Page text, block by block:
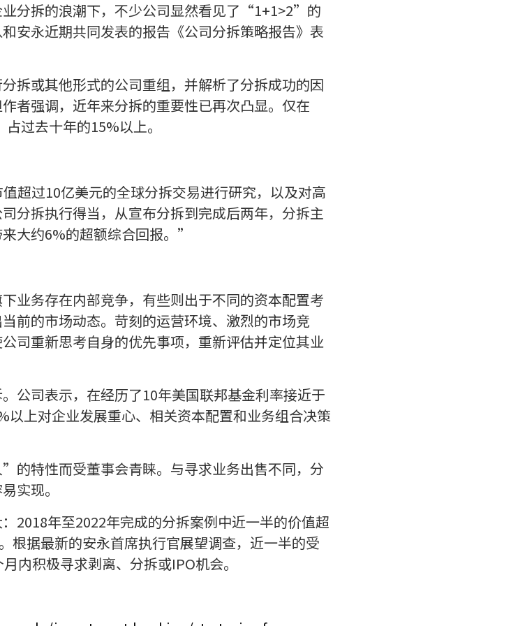
分拆的浪潮下，不少公司显然看见了“1+1>2”的
安永近期共同发表的报告《公司分拆策略报告》表
拆或其他形式的公司重组，并解析了分拆成功的因
者强调，近年来分拆的重要性已再次凸显。仅在
过去十年的15%以上。
超过10亿美元的全球分拆交易进行研究，以及对高
分拆执行得当，从宣布分拆到完成后两年，分拆主
大约6%的超额综合回报。”
业务存在内部竞争，有些则出于不同的资本配置考
前的市场动态。苛刻的运营环境、激烈的市场竞
司重新思考自身的优先事项，重新评估并定位其业
公司表示，在经历了10年美国联邦基金利率接近于
上对企业发展重心、相关资本配置和业务组合决策
的特性而受董事会青睐。与寻求业务出售不同，分
实现。
2018年至2022年完成的分拆案例中近一半的价值超
根据最新的安永首席执行官展望调查，近一半的受
内积极寻求剥离、分拆或IPO机会。